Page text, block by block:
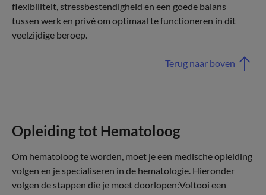
flexibiliteit, stressbestendigheid en een goede balans
tussen werk en privé om optimaal te functioneren in dit
veelzijdige beroep.
Terug naar boven
Opleiding tot Hematoloog
Om hematoloog te worden, moet je een medische opleiding
volgen en je specialiseren in de hematologie. Hieronder
volgen de stappen die je moet doorlopen:Voltooi een